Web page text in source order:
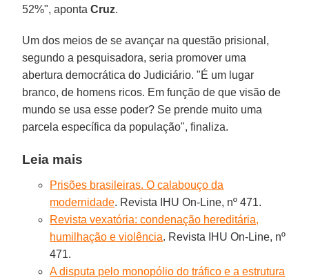
52%", apontaCruz.
Um dos meios de se avançar na questão prisional,
segundo a pesquisadora, seria promover uma
abertura democrática do Judiciário. "É um lugar
branco, de homens ricos. Em função de que visão de
mundo se usa esse poder? Se prende muito uma
parcela específica da população", finaliza.
Leia mais
Prisões brasileiras. O calabouço da
modernidade. Revista IHU On-Line, nº 471.
Revista vexatória: condenação hereditária,
humilhação e violência. Revista IHU On-Line, nº
471.
A disputa pelo monopólio do tráfico e a estrutura